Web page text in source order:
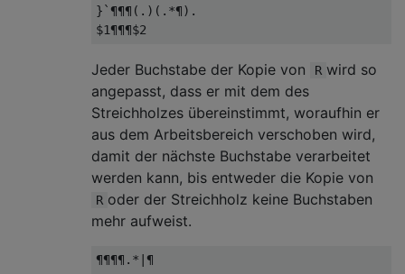
}`¶¶¶(.)(.*¶).
Jeder Buchstabe der Kopie von R wird so
angepasst, dass er mit dem des
Streichholzes übereinstimmt, woraufhin er
aus dem Arbeitsbereich verschoben wird,
damit der nächste Buchstabe verarbeitet
werden kann, bis entweder die Kopie von
R oder der Streichholz keine Buchstaben
mehr aufweist.